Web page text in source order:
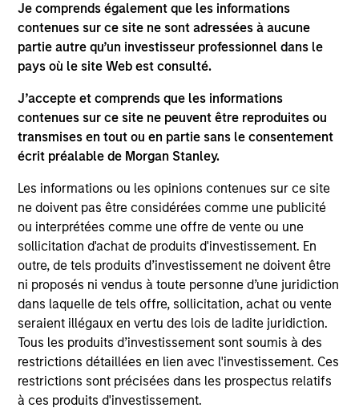
Je comprends également que les informations
contenues sur ce site ne sont adressées à aucune
partie autre qu’un investisseur professionnel dans le
pays où le site Web est consulté.
J’accepte et comprends que les informations
contenues sur ce site ne peuvent être reproduites ou
transmises en tout ou en partie sans le consentement
écrit préalable de Morgan Stanley.
Les informations ou les opinions contenues sur ce site
ne doivent pas être considérées comme une publicité
ou interprétées comme une offre de vente ou une
sollicitation d'achat de produits d'investissement. En
outre, de tels produits d’investissement ne doivent être
ni proposés ni vendus à toute personne d’une juridiction
dans laquelle de tels offre, sollicitation, achat ou vente
seraient illégaux en vertu des lois de ladite juridiction.
Tous les produits d’investissement sont soumis à des
restrictions détaillées en lien avec l'investissement. Ces
restrictions sont précisées dans les prospectus relatifs
à ces produits d'investissement.
the investment mentioned resulted in positive performance
(for realized holdings), or will perform well in the future (for
current holdings). The trademarks and service marks above
are the property of their respective owners. The information
on this website has not been authorized, sponsored, or
otherwise approved by such owners. By clicking on any
links shown here, you agree that you are navigating to a
third party site. We are providing these hyperlinks to you
only as a convenience and the inclusion of any hyperlink is
not and does not imply any endorsement, approval,
investigation, verification or monitoring by us of any
information contained in any hyperlinked site. In no event
shall we be responsible for the information contained on
the site or your use of such site.